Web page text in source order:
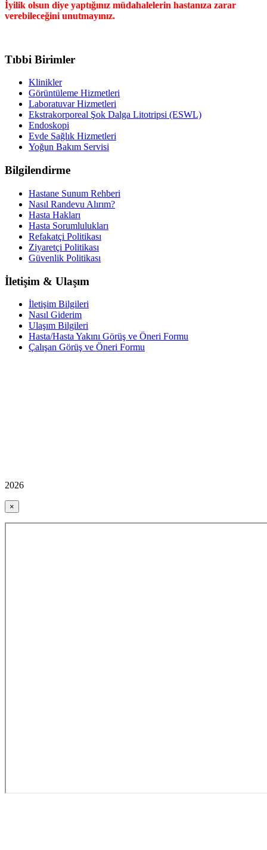
İyilik olsun diye yaptığınız müdahalelerin hastanıza zarar
verebileceğini unutmayınız.
Tıbbi Birimler
Klinikler
Görüntüleme Hizmetleri
Laboratuvar Hizmetleri
Ekstrakorporeal Şok Dalga Litotripsi (ESWL)
Endoskopi
Evde Sağlık Hizmetleri
Yoğun Bakım Servisi
Bilgilendirme
Hastane Sunum Rehberi
Nasıl Randevu Alırım?
Hasta Hakları
Hasta Sorumlulukları
Refakatçi Politikası
Ziyaretçi Politikası
Güvenlik Politikası
İletişim & Ulaşım
İletişim Bilgileri
Nasıl Giderim
Ulaşım Bilgileri
Hasta/Hasta Yakını Görüş ve Öneri Formu
Çalışan Görüş ve Öneri Formu
2026
×